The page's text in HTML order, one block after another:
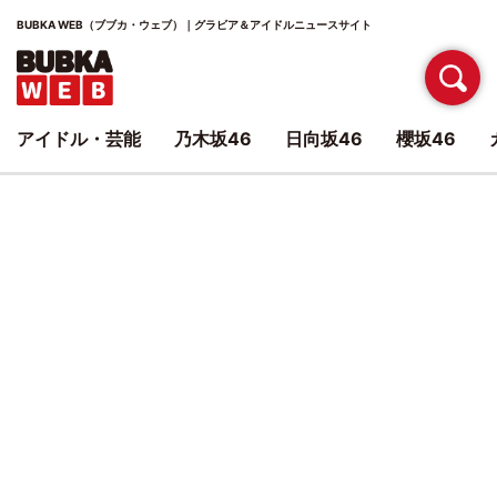
BUBKA WEB（ブブカ・ウェブ）｜グラビア＆アイドルニュースサイト
アイドル・芸能 乃木坂46 日向坂46 櫻坂46